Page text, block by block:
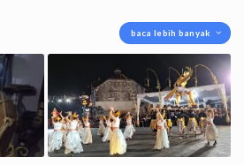
baca lebih banyak